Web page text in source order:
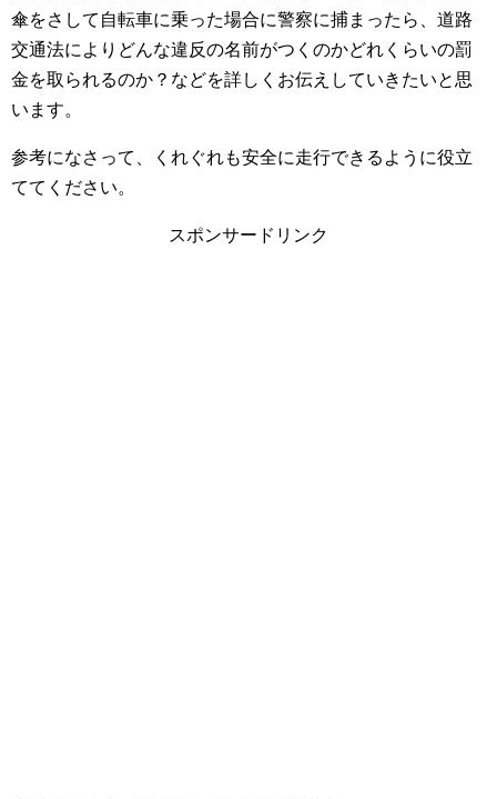
傘をさして自転車に乗った場合に警察に捕まったら、道路
交通法によりどんな違反の名前がつくのかどれくらいの罰
金を取られるのか？などを詳しくお伝えしていきたいと思
います。
参考になさって、くれぐれも安全に走行できるように役立
ててください。
スポンサードリンク